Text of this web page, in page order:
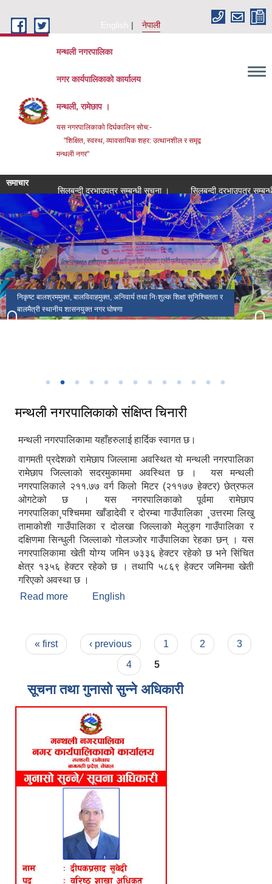
English
नेपाली
मन्थली नगरपालिका
नगर कार्यपालिकाको कार्यालय
मन्थली, रामेछाप ।
यस नगरपालिकाको दिर्घकालिन सोच:-
"शिक्षित, स्वस्थ, व्यावसायिक शहर: उत्थानशील र समृद्व
मन्थली नगर"
समाचार
सिलबन्दी दरभाउपत्र सम्बन्धी सूचना ।
सिलबन्दी दरभाउपत्र सम्बन्धी सूचना
निकृष्ट बालश्रममुक्त, बालविवाहमुक्त, अनिवार्य तथा निःशुल्क शिक्षा सुनिश्चितता र
बालमैत्री स्थानीय शासनयुक्त नगर घोषणा
मन्थली नगरपालिकाको प्रशासकीय भवन
मन्थली नगरपालिका वडा नं २ मा अवस्थित निलकण्ठेश्वर मन्दिर
ढिकुरीदेवी मन्दिर भटौली
थानापती महादेव मन्दिर मनपा ५ सुनारपानी
थानापती महादेव मन्दिर पुरानागाँउ मनपा ९
मन्थली नगरपालिका वडा नं ८ मा अवस्थित चिसापानीगढी
मकैको खेती पुस्तकका लेखक(साहित्यिक सहिद) सुब्बा कृष्णलाल अधिकारीको
जन्मस्थान
हर्रेचिण्डे फुलासी
नगरपालिका कार्यालयबाट तामाकोशी नदी
नगर सभाको १८ ‌औं अधिवेशन
मन्थली नगरपालिकाको संक्षिप्त चिनारी
मन्थली नगरपालिकामा यहाँहरुलाई हार्दिक स्वागत छ।
वागमती प्रदेशको रामेछाप जिल्लामा अवस्थित यो मन्थली नगरपालिका
रामेछाप जिल्लाको सदरमुकाममा अवस्थित छ । यस मन्थली
नगरपालिकाले २११.७७ वर्ग किलो मिटर (२११७७ हेक्टर) छेत्रफल
ओगटेको छ । यस नगरपालिकाको पूर्वमा रामेछाप
नगरपालिका¸पश्चिममा खाँडादेवी र दोरम्बा गाउँपालिका ¸उत्तरमा लिखु
तामाकोशी गाउँपालिका र दोलखा जिल्लाको मेलुङ्ग गाउँपालिका र
दक्षिणमा सिन्धुली जिल्लाको गोलञ्जोर गाउँपालिका रेहका छन् । यस
नगरपालिकामा खेती योग्य जमिन ७३३६ हेक्टर रहेको छ भने सिंचित
क्षेत्र १३५६ हेक्टर रहेको छ । तथापि ५८६९ हेक्टर जमिनमा खेती
गरिएको अवस्था छ ।
Read more about मन्थली नगरपालिकाको संक्षिप्त चिनारी
English
Pages
« first ‹ previous 1 2
3
4
5
सूचना तथा गुनासो सुन्ने अधिकारी